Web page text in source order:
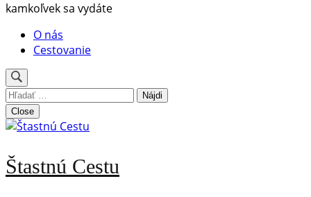
kamkoľvek sa vydáte
O nás
Cestovanie
Hľadať:
Close
Štastnú Cestu